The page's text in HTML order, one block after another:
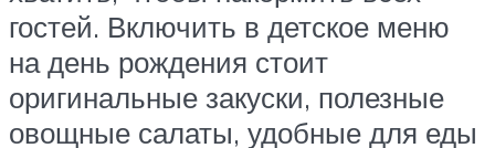
гостей. Включить в детское меню
на день рождения стоит
оригинальные закуски, полезные
овощные салаты, удобные для еды